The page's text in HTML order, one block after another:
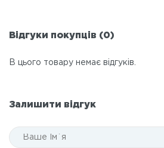
Відгуки покупців (0)
В цього товару немає відгуків.
Залишити відгук